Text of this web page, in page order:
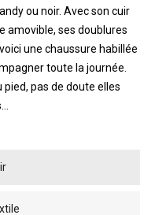
ou noir. Avec son cuir
amovible, ses doublures
une chaussure habillée
toute la journée.
pas de doute elles